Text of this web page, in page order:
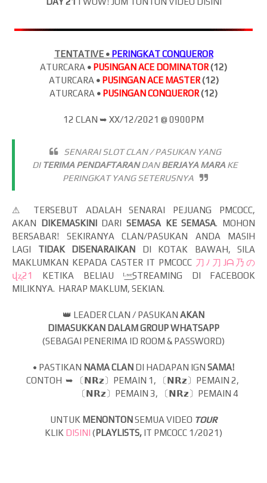
TENTATIVE • PERINGKAT CONQUEROR
ATURCARA • PUSINGAN ACE DOMINATOR(12)
ATURCARA • PUSINGAN ACE MASTER (12)
ATURCARA • PUSINGAN CONQUEROR(12)
12 CLAN ➥ XX/12/2021 @ 0900PM
SENARAI SLOT CLAN / PASUKAN YANG
DI TERIMA PENDAFTARAN DANBERJAYA MARA KE
PERINGKAT YANG SETERUSNYA
⚠ TERSEBUT ADALAH SENARAI PEJUANG PMCOCC,
AKAN
DIKEMASKINIDARISEMASA KE SEMASA. MOHON
BERSABAR! SEKIRANYA CLAN/PASUKAN ANDA MASIH
LAGI TIDAK DISENARAIKAN DI KOTAK BAWAH, SILA
MAKLUMKAN KEPADA CASTER IT PMCOCC 刀ﾉ刀Jᗩ乃の
վʐ21
KETIKA BELIAU
ᴸ̲ᶦ̲ᵛ̲ᵉ̲STREAMING DI FACEBOOK
MILIKNYA. HARAP MAKLUM, SEKIAN.
👑 LEADER CLAN / PASUKAN AKAN
DIMASUKKAN DALAM GROUP WHATSAPP
(SEBAGAI PENERIMA ID ROOM & PASSWORD)
• PASTIKAN NAMA CLAN DI HADAPAN IGN SAMA!
CONTOH ➥
〔𝗡𝗥𝘇〕PEMAIN 1, 〔𝗡𝗥𝘇〕PEMAIN 2,
〔𝗡𝗥𝘇〕 PEMAIN 3, 〔𝗡𝗥𝘇〕 PEMAIN 4
UNTUK MENONTONSEMUA VIDEO TOUR
KLIK DISINI (PLAYLISTS, IT PMCOCC 1/2021)